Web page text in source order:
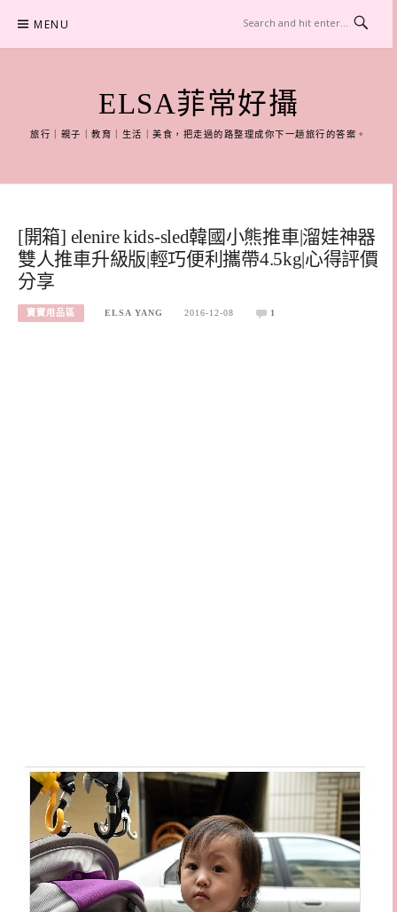
content
MENU
ELSA菲常好攝
旅行｜親子｜教育｜生活｜美食，把走過的路整理成你下一趟旅行的答案。
[開箱] elenire kids-sled韓國小熊推車|溜娃神器
雙人推車升級版|輕巧便利攜帶4.5kg|心得評價
分享
寶寶用品區 ELSA YANG 2016-12-08 1